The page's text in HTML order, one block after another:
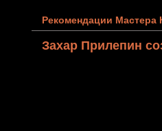
Рекомендации Мастера
Захар Прилепин